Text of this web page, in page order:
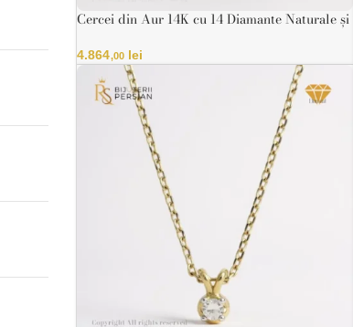
Cercei din Aur 14K cu 14 Diamante Naturale și
4.864,00lei